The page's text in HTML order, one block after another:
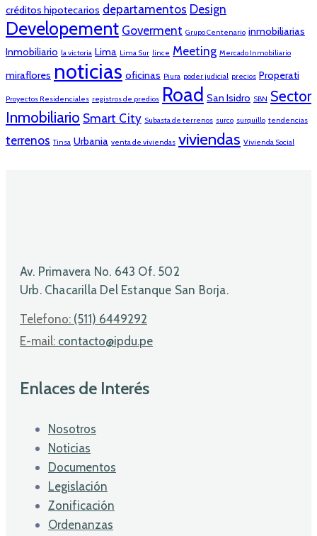
créditos hipotecarios departamentos Design
Developement Goverment Grupo Centenario inmobiliarias
Inmobiliario la victoria Lima Lima Sur lince Meeting Mercado Inmobiliario
miraflores noticias oficinas Piura poder judicial precios Properati
Proyectos Residenciales registros de predios Road San Isidro SBN Sector
Inmobiliario Smart City Subasta de terrenos surco surquillo tendencias
terrenos Tinsa Urbania venta de viviendas viviendas Vivienda Social
Av. Primavera No. 643 Of. 502
Urb. Chacarilla Del Estanque San Borja.
Telefono: (511) 6449292
E-mail: contacto@ipdu.pe
Enlaces de Interés
Nosotros
Noticias
Documentos
Legislación
Zonificación
Ordenanzas